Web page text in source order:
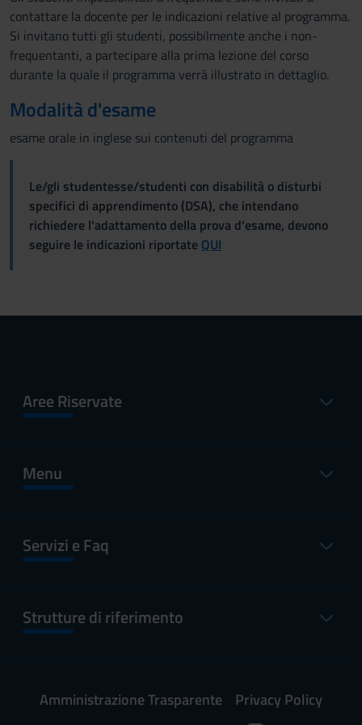
raccolto dal tuo utilizzo dei loro servizi.
contattare la docente per le indicazioni relative al programma.
Si invitano tutti gli studenti, possibilmente anche i non-
frequentanti, a partecipare alla prima lezione del corso
durante la quale il programma verrà illustrato in dettaglio.
Modalità d'esame
esame orale in inglese sui contenuti del programma
Le/gli studentesse/studenti con disabilità o disturbi
specifici di apprendimento (DSA), che intendano
richiedere l'adattamento della prova d'esame, devono
seguire le indicazioni riportate QUI
Aree Riservate
Menu
Servizi e Faq
Strutture di riferimento
Amministrazione Trasparente
Privacy Policy